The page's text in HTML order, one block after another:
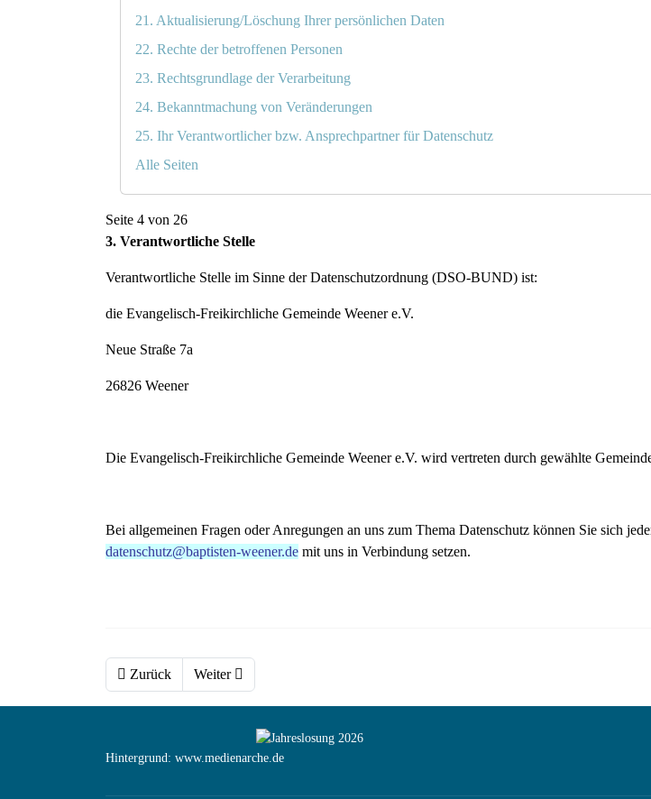
21. Aktualisierung/Löschung Ihrer persönlichen Daten
22. Rechte der betroffenen Personen
23. Rechtsgrundlage der Verarbeitung
24. Bekanntmachung von Veränderungen
25. Ihr Verantwortlicher bzw. Ansprechpartner für Datenschutz
Alle Seiten
Seite 4 von 26
3. Verantwortliche Stelle
Verantwortliche Stelle im Sinne der Datenschutzordnung (DSO-BUND) ist:
die Evangelisch-Freikirchliche Gemeinde Weener e.V.
Neue Straße 7a
26826 Weener
Die Evangelisch-Freikirchliche Gemeinde Weener e.V. wird vertreten durch gewählte
Bei allgemeinen Fragen oder Anregungen an uns zum Thema Datenschutz können Sie sich
datenschutz@baptisten-weener.de mit uns in Verbindung setzen.
Zurück Weiter
Hintergrund: www.medienarche.de